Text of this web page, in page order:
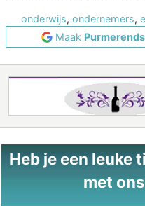
onderwijs, ondernemers,
Maak
Heb je een leuke
met